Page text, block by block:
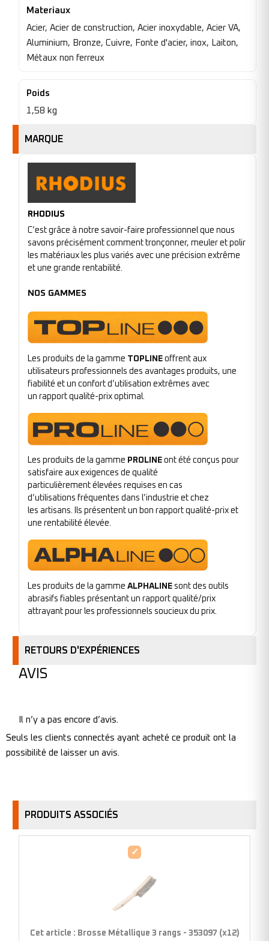
Materiaux
Acier, Acier de construction, Acier inoxydable, Acier VA,
Aluminium, Bronze, Cuivre, Fonte d'acier, inox, Laiton,
Métaux non ferreux
Poids
1,58 kg
MARQUE
RHODIUS
C’est grâce à notre savoir-faire professionnel que nous
savons précisément comment tronçonner, meuler et polir
les matériaux les plus variés avec une précision extrême
et une grande rentabilité.
NOS GAMMES
Les produits de la gamme TOPLINE offrent aux
utilisateurs professionnels des avantages produits, une
fiabilité et un confort d’utilisation extrêmes avec
un rapport qualité-prix optimal.
Les produits de la gamme PROLINE ont été conçus pour
satisfaire aux exigences de qualité
particulièrement élevées requises en cas
d’utilisations fréquentes dans l’industrie et chez
les artisans. Ils présentent un bon rapport qualité-prix et
une rentabilité élevée.
Les produits de la gamme ALPHALINE sont des outils
abrasifs fiables présentant un rapport qualité/prix
attrayant pour les professionnels soucieux du prix.
RETOURS D'EXPÉRIENCES
AVIS
Il n’y a pas encore d’avis.
Seuls les clients connectés ayant acheté ce produit ont la
possibilité de laisser un avis.
PRODUITS ASSOCIÉS
Brosse
rangs
Cet article : Brosse Métallique 3 rangs - 353097 (x12)